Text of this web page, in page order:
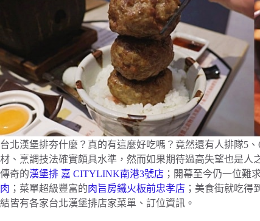
台北漢堡排夯什麼？真的有這麼好吃嗎？竟然還有人排隊5
材、烹調技法確實頗具水準，然而如果期待過高失望也是
傳奇的漢堡排 嘉 CITYLINK南港3號店 ；開幕至今仍一位難
肉 ；菜單超級豐富的肉旨房鐵火板前忠孝店 ；美食街就吃得
結皆有各家台北漢堡排店家菜單、訂位資訊。